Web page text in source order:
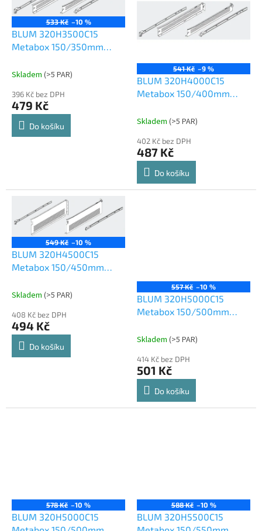
533 Kč –10 %
BLUM 320H3500C15
Metabox 150/350mm
Skladem (>5 PAR)
396 Kč bez DPH
479 Kč
Do košíku
541 Kč –9 %
BLUM 320H4000C15
Metabox 150/400mm
Skladem (>5 PAR)
402 Kč bez DPH
487 Kč
Do košíku
549 Kč –10 %
BLUM 320H4500C15
Metabox 150/450mm
Skladem (>5 PAR)
408 Kč bez DPH
494 Kč
Do košíku
557 Kč –10 %
BLUM 320H5000C15
Metabox 150/500mm
Skladem (>5 PAR)
414 Kč bez DPH
501 Kč
Do košíku
578 Kč –10 %
BLUM 320H5000C15
588 Kč –10 %
BLUM 320H5500C15